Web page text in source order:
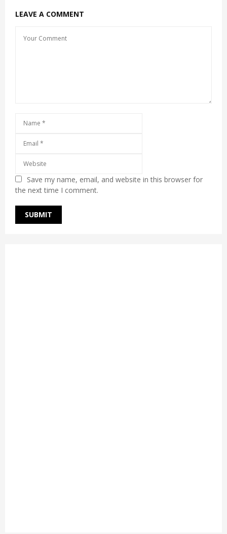
LEAVE A COMMENT
Save my name, email, and website in this browser for
the next time I comment.